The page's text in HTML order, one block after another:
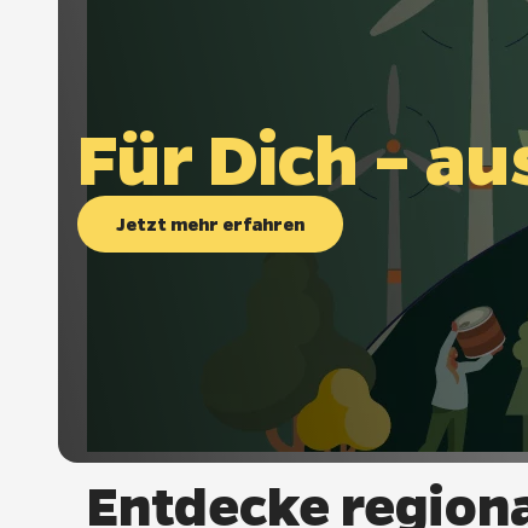
Für Dich –
Jetzt mehr erfahren
Entdecke